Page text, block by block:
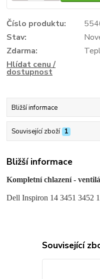
Číslo produktu:
Stav:
Zdarma:
Hlídat cenu /
dostupnost
Bližší informace
Související zboží 1
Bližší informace
Kompletní chlazení -
Dell Inspiron 14 3451 3452
Související